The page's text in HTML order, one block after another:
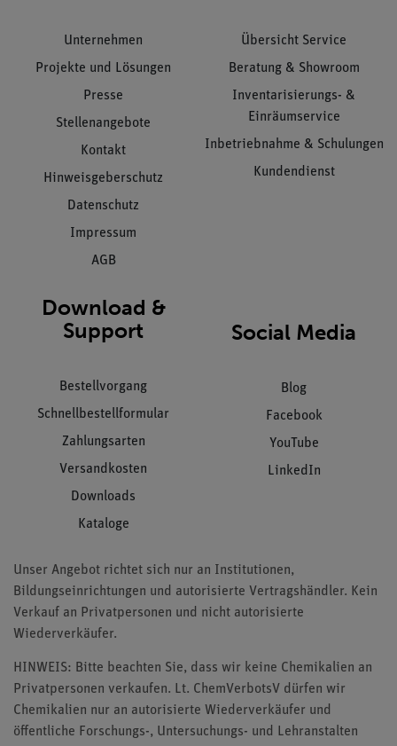
Unternehmen
Projekte und Lösungen
Presse
Stellenangebote
Kontakt
Hinweisgeberschutz
Datenschutz
Impressum
AGB
Übersicht Service
Beratung & Showroom
Inventarisierungs- &
Einräumservice
Inbetriebnahme & Schulungen
Kundendienst
Download &
Support
Bestellvorgang
Schnellbestellformular
Zahlungsarten
Versandkosten
Downloads
Kataloge
Social Media
Blog
Facebook
YouTube
LinkedIn
Unser Angebot richtet sich nur an Institutionen,
Bildungseinrichtungen und autorisierte Vertragshändler. Kein
Verkauf an Privatpersonen und nicht autorisierte
Wiederverkäufer.
HINWEIS: Bitte beachten Sie, dass wir keine Chemikalien an
Privatpersonen verkaufen. Lt. ChemVerbotsV dürfen wir
Chemikalien nur an autorisierte Wiederverkäufer und
öffentliche Forschungs-, Untersuchungs- und Lehranstalten